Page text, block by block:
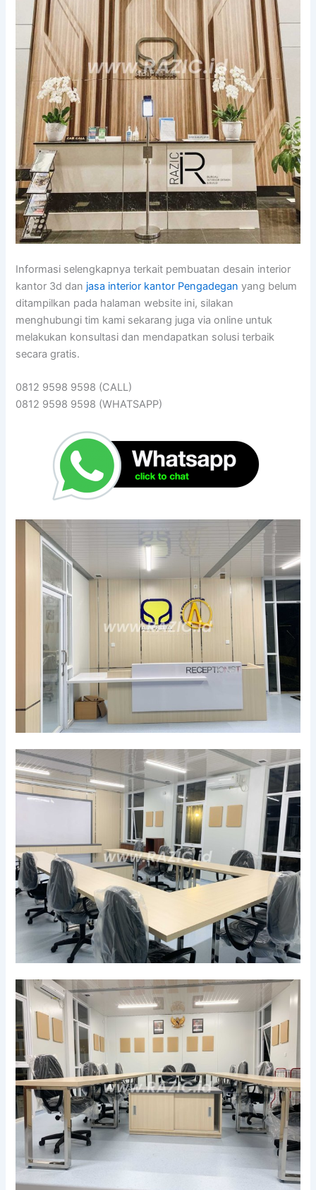
Informasi selengkapnya terkait pembuatan desain interior
kantor 3d dan jasa interior kantor Pengadegan yang belum
ditampilkan pada halaman website ini, silakan
menghubungi tim kami sekarang juga via online untuk
melakukan konsultasi dan mendapatkan solusi terbaik
secara gratis.
0812 9598 9598 (CALL)
0812 9598 9598 (WHATSAPP)